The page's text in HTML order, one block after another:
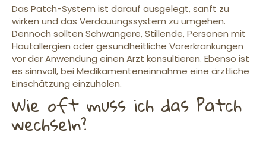
Das Patch-System ist darauf ausgelegt, sanft zu
wirken und das Verdauungssystem zu umgehen.
Dennoch sollten Schwangere, Stillende, Personen mit
Hautallergien oder gesundheitliche Vorerkrankungen
vor der Anwendung einen Arzt konsultieren. Ebenso ist
es sinnvoll, bei Medikamenteneinnahme eine ärztliche
Einschätzung einzuholen.
Wie oft muss ich das Patch
wechseln?